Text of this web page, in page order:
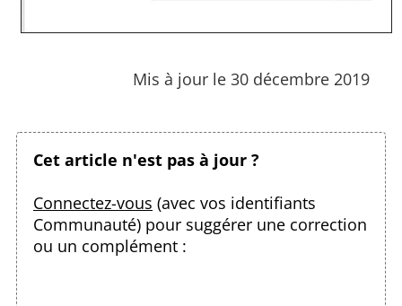
Mis à jour le 30 décembre 2019
Cet article n'est pas à jour ?
Connectez-vous (avec vos identifiants
Communauté) pour suggérer une correction
ou un complément :